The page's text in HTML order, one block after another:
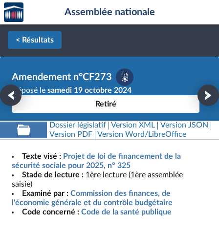
Aller au contenu
Aller en bas de la page
Accèder
à la
page
d'accueil
Assemblée nationale
< Résultats
Amendement n°CF273
Déposé le samedi 19 octobre 2024
Retiré
Dossier législatif Version XML
Version JSON
Version PDF
Version Word/LibreOffice
Texte visé : Projet de loi de financement de la
sécurité sociale pour 2025, n° 325
Stade de lecture : 1ère lecture (1ère assemblée
saisie)
Examiné par : Commission des finances, de
l'économie générale et du contrôle budgétaire
Code concerné : Code de la santé publique